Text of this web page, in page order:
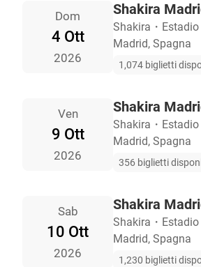
Dom
4 Ott
2026
Shakira
Shakira ・
Madrid, Spagna
1,074 biglietti
Ven
9 Ott
2026
Shakira
Shakira ・
Madrid, Spagna
356 biglietti
Sab
10 Ott
2026
Shakira
Shakira ・
Madrid, Spagna
1,230 biglietti